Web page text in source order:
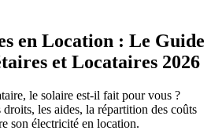
en Location : Le Guide
et Locataires 2026
le solaire est-il fait pour vous ?
les aides, la répartition des coûts
son électricité en location.